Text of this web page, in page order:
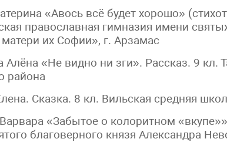
«Авось всё будет хорошо»
православная гимназия имени
их Софии», г. Арзамас
Алёна «Не видно ни зги». Рассказ. 9 кл.
района
Сказка. 8 кл. Вильская средняя
«Забытое о колоритном
благоверного князя Александра